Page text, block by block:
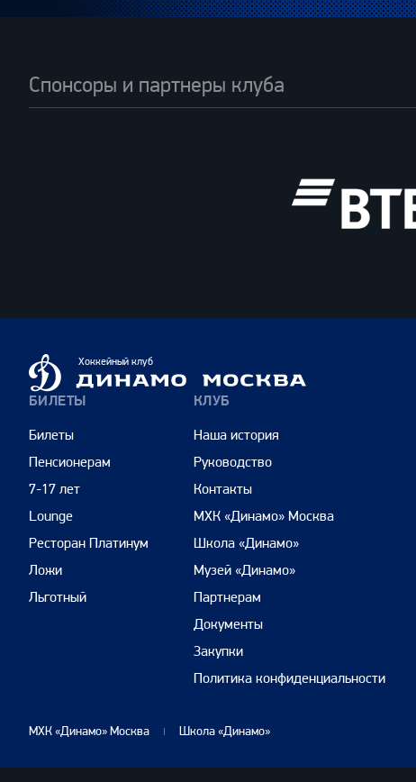
Спонсоры и партнеры клуба
Динамо
Москва
Хоккейный клуб
БИЛЕТЫ
Билеты
Пенсионерам
7-17 лет
Lounge
Ресторан Платинум
Ложи
Льготный
КЛУБ
Наша история
Руководство
Контакты
МХК «Динамо» Москва
Школа «Динамо»
Музей «Динамо»
Партнерам
Документы
Закупки
Политика конфиденциальности
МХК «Динамо» Москва Школа «Динамо»